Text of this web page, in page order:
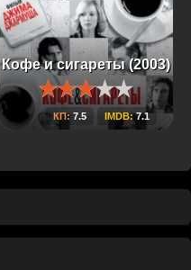
Кофе и сигареты (2003)
КП: 7.5 IMDB:7.1